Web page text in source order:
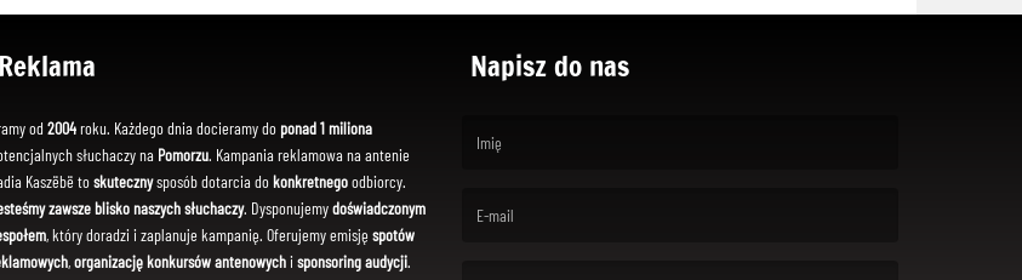
Reklama
od 2004roku. Każdego dnia docieramy do ponad 1 miliona
słuchaczy na Pomorzu. Kampania reklamowa na antenie
Kaszëbë toskutecznysposób dotarcia dokonkretnegoodbiorcy.
zawsze blisko naszych słuchaczy. Dysponujemydoświadczonym
, który doradzi i zaplanuje kampanię. Oferujemy emisję spotów
,organizację konkursów antenowychi sponsoring audycji.
Napisz do nas